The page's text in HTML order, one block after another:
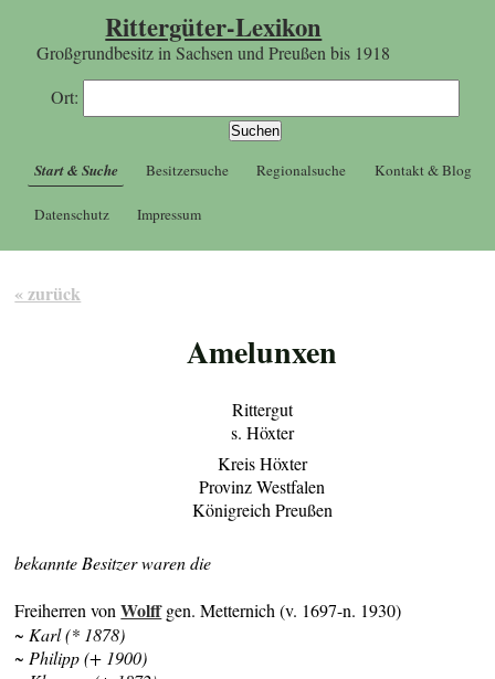
Rittergüter-Lexikon
Großgrundbesitz in Sachsen und Preußen bis 1918
Ort:
Start & Suche Besitzersuche Regionalsuche Kontakt & Blog
Datenschutz Impressum
« zurück
Amelunxen
Rittergut
s. Höxter
Kreis Höxter
Provinz Westfalen
Königreich Preußen
bekannte Besitzer waren die
Freiherren vonWolffgen. Metternich (v. 1697-n. 1930)
~ Karl (* 1878)
~ Philipp (+ 1900)